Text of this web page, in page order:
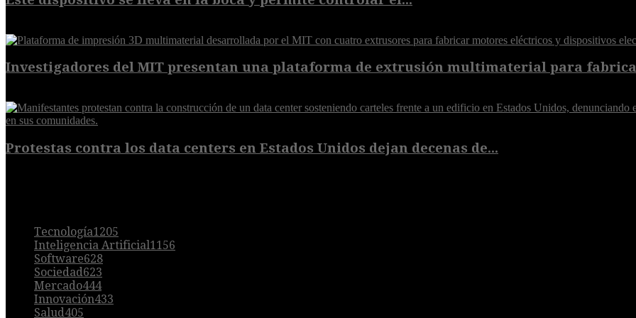
Investigadores del MIT presentan una plataforma de extrusión multimaterial para
Protestas contra los data centers en Estados Unidos dejan decenas de...
Tecnología1205
Inteligencia Artificial1156
Software628
Sociedad623
Mercado444
Innovación433
Salud405